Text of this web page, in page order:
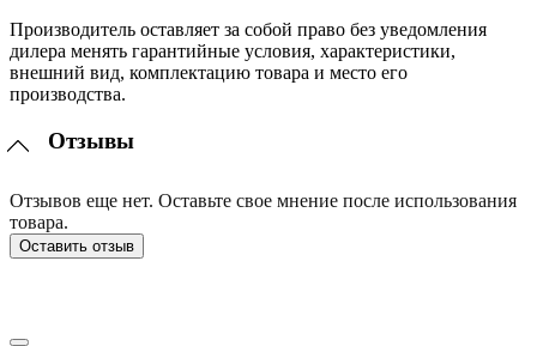
Производитель оставляет за собой право без уведомления
дилера менять гарантийные условия, характеристики,
внешний вид, комплектацию товара и место его
производства.
Отзывы
Отзывов еще нет. Оставьте свое мнение после использования
товара.
Оставить отзыв